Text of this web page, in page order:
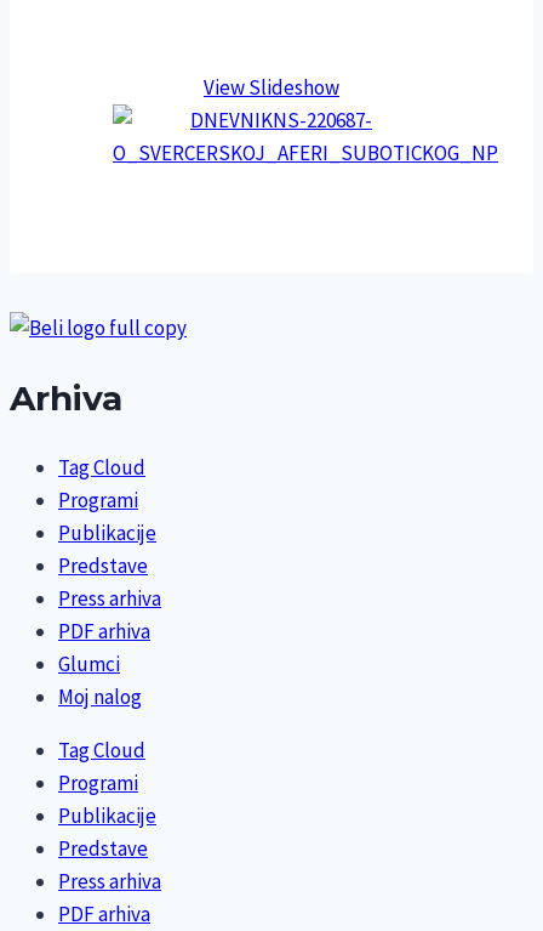
View Slideshow
Arhiva
Tag Cloud
Programi
Publikacije
Predstave
Press arhiva
PDF arhiva
Glumci
Moj nalog
Tag Cloud
Programi
Publikacije
Predstave
Press arhiva
PDF arhiva